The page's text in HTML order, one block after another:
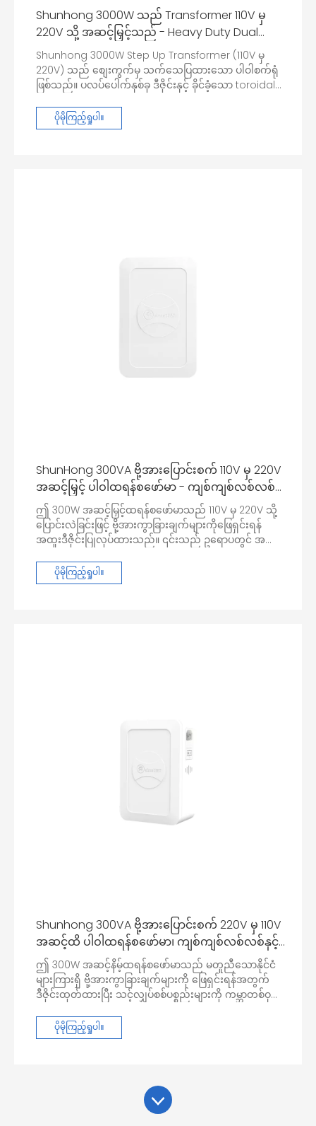
Shunhong 3000W သည် Transformer 110V မှ
220V သို့ အဆင့်မြှင့်သည် - Heavy Duty Dual
Outlet
Shunhong 3000W Step Up Transformer (110V မှ
220V) သည် စျေးကွက်မှ သက်သေပြထားသော ပါဝါစက်ရုံ
ဖြစ်သည်။ ပလပ်ပေါက်နှစ်ခု ဒီဇိုင်းနှင့် ခိုင်ခံ့သော toroidal
ဘက်ဆိုင်ရာ ပစ္စည်းများအတွက် တည်ငြိမ်ပြီး ထိရောက်သော
ပါဝါကို ပေးဆောင်ပါသည်။ ပရီမီယံဘေးကင်းလုံခြုံရေးကာ
ပိုမိုကြည့်ရှုပါ။
ShunHong 300VA ဗို့အားပြောင်းစက် 110V မှ 220V
အဆင့်မြှင့် ပါဝါထရန်စဖော်မာ - ကျစ်ကျစ်လစ်လစ်
နှင့် သယ်ဆောင်ရလွယ်ကူသည်။
ဤ 300W အဆင့်မြှင့်ထရန်စဖော်မာသည် 110V မှ 220V သို့
ပြောင်းလဲခြင်းဖြင့် ဗို့အားကွာခြားချက်များကိုဖြေရှင်းရန်
အထူးဒီဇိုင်းပြုလုပ်ထားသည်။ ၎င်းသည် ဥရောပတွင် အသုံး
States ကဲ့သို့ စံဗို့အား 110V ရှိသည့် ဒေသများတွင်
ကောင်းမွန်စွာ လုပ်ဆောင်နိုင်စေပါသည်။
ပိုမိုကြည့်ရှုပါ။
Shunhong 300VA ဗို့အားပြောင်းစက် 220V မှ 110V
အဆင့်ထိ ပါဝါထရန်စဖော်မာ၊ ကျစ်ကျစ်လစ်လစ်နှင့်
သယ်ဆောင်ရလွယ်ကူသည်။
ဤ 300W အဆင့်နိမ့်ထရန်စဖော်မာသည် မတူညီသောနိုင်ငံ
များကြားရှိ ဗို့အားကွာခြားချက်များကို ဖြေရှင်းရန်အတွက်
ဒီဇိုင်းထုတ်ထားပြီး သင့်လျှပ်စစ်ပစ္စည်းများကို ကမ္ဘာတစ်ဝှမ်း
၎င်းသည် အဝင်ဗို့အား 220V မှ 110V အထွက်သို့ ထိရောက်စွာ
လျှော့ချပေးကာ United States သို့မဟုတ် Canada (110V
ကဲ့သို့သော ဒေသများတွင် ချောမွေ့စွာ လည်ပတ်နိုင်ရန် 220V
စံနှုန်းကို အသုံးပြုထားသည်။
ပိုမိုကြည့်ရှုပါ။